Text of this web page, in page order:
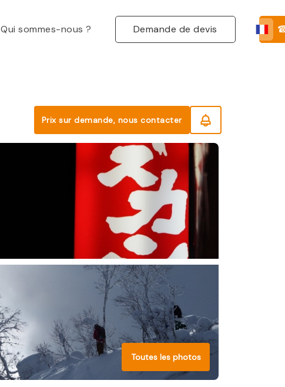
Qui sommes-nous ? Demande de devis
Prix sur demande, nous contacter
Toutes les photos